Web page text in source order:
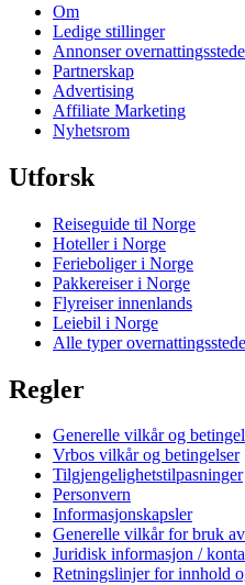
Om
Ledige stillinger
Annonser
Partnerskap
Advertising
Affiliate Marketing
Nyhetsrom
Utforsk
Reiseguide til Norge
Hoteller i Norge
Ferieboliger i Norge
Pakkereiser i Norge
Flyreiser innenlands
Leiebil i Norge
Alle typer
Regler
Generelle vilkår og
Vrbos vilkår og betingelser
Tilgjengelighetstilpasninger
Personvern
Informasjonskapsler
Generelle vilkår for bruk
Juridisk informasjon /
Retningslinjer for innhold